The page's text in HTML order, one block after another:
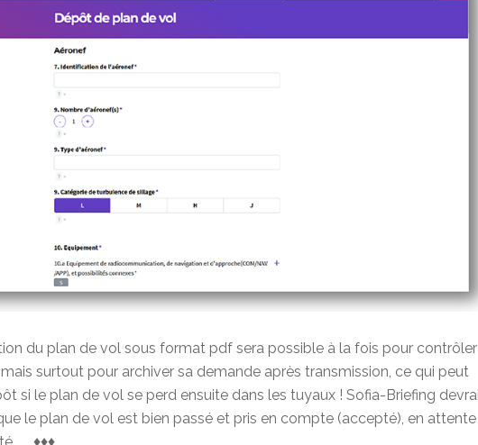
du plan de vol sous format pdf sera possible à la fois pour contrôler
surtout pour archiver sa demande après transmission, ce qui peut
si le plan de vol se perd ensuite dans les tuyaux ! Sofia-Briefing
le plan de vol est bien passé et pris en compte (accepté), en attente
♦♦♦